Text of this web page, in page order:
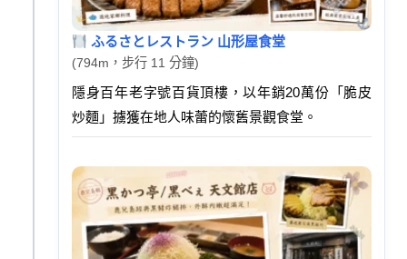
ふるさとレストラン 山形屋食堂
(794m，步行 11 分鐘)
隱身百年老字號百貨頂樓，以年銷20萬份「脆皮
炒麵」擄獲在地人味蕾的懷舊景觀食堂。